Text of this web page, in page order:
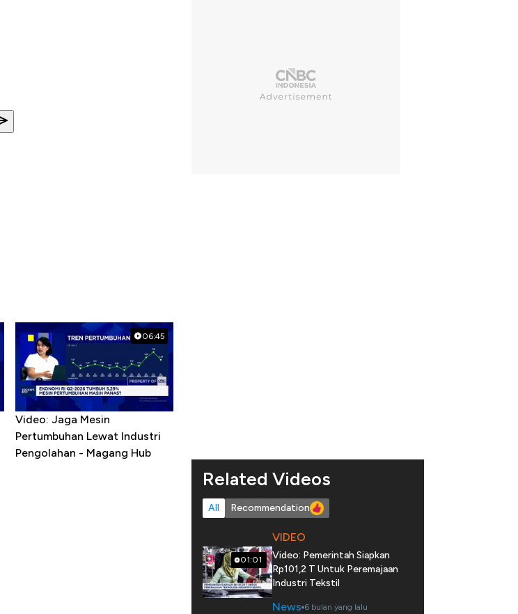
06:45
Video: Jaga Mesin
Pertumbuhan Lewat Industri
Pengolahan - Magang Hub
Related Videos
All Recommendation
01:01
VIDEO
Video: Pemerintah Siapkan
Rp101,2 T Untuk Peremajaan
Industri Tekstil
News 6 bulan yang lalu